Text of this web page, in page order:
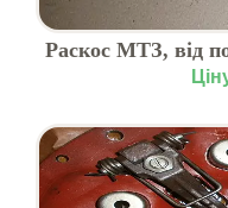
Раскос МТЗ, від